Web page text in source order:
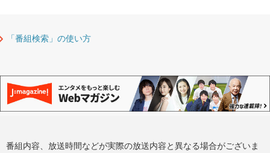
「番組検索」の使い方
番組内容、放送時間などが実際の放送内容と異なる場合がございま